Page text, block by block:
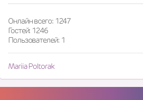
Онлайн всего: 1247
Гостей: 1246
Пользователей: 1
Mariia Poltorak